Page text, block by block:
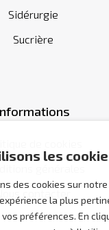
les
des cookies sur
la plus
préférences. En
Sidérurgie
Sucrière
Nous contacter